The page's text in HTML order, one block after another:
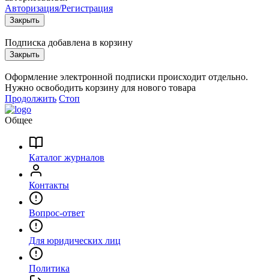
Авторизация/Регистрация
Закрыть
Подписка добавлена в корзину
Закрыть
Оформление электронной подписки происходит отдельно.
Нужно освободить ĸорзину для нового товара
Продолжить Стоп
Общее
Каталог журналов
Контакты
Вопрос-ответ
Для юридических лиц
Политика